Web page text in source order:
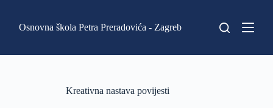
k
Osnovna škola Petra Preradovića - Zagreb
Kreativna nastava povijesti